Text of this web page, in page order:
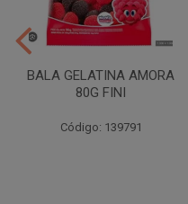
BALA GELATINA AMORA
80G FINI
Código: 139791